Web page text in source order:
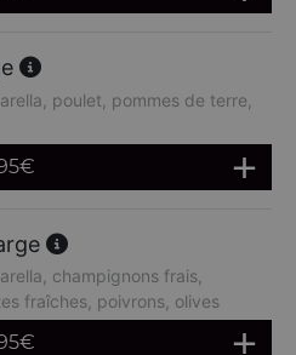
poulet, pommes de terre,
€
champignons frais,
fraîches, poivrons, olives
€